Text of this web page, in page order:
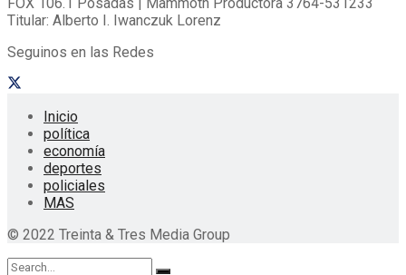
Titular: Alberto I. Iwanczuk Lorenz
Seguinos en las Redes
Inicio
política
economía
deportes
policiales
MAS
© 2022 Treinta & Tres Media Group